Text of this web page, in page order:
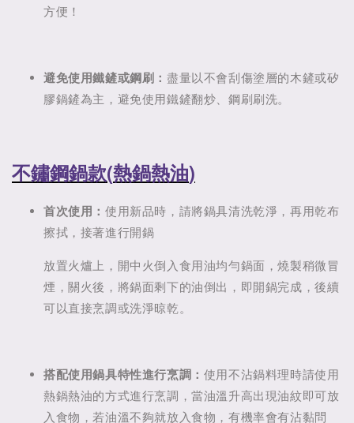
方便！
避免使用鐵鏟或鋼刷： 盡量以不會刮傷塗層的木鏟或矽
膠鍋鏟為主，避免使用鐵鏟翻炒、鋼刷刷洗。
不鏽鋼鍋款(熱鍋熱油)
首次使用： 使用新品時，請將鍋具清洗乾淨，再用乾布
擦拭，接著進行開鍋
放置火爐上，開中火倒入食用油均勻鍋面，燒製稍微冒
煙，關火後，將鍋面剩下的油倒出，即開鍋完成，後續
可以直接烹調或洗淨晾乾。
搭配使用鍋具特性進行烹調： 使用不沾鍋料理時請使用
熱鍋熱油的方式進行烹調，當油溫升高出現油紋即可放
入食物，若油溫不夠就放入食物，有機率會有沾黏問